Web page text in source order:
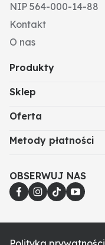
NIP 564-000-14-88
Kontakt
O nas
Produkty
Sklep
Oferta
Metody płatności
OBSERWUJ NAS